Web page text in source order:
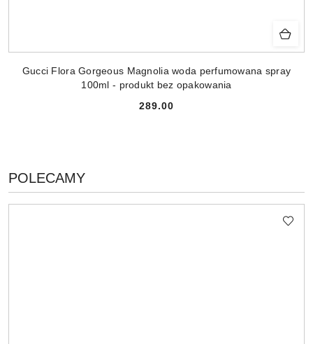
Gucci Flora Gorgeous Magnolia woda perfumowana spray
100ml - produkt bez opakowania
Cena:
289.00
Pomiń karuzelę produktów
PRODUKTY
O
POLECAMY